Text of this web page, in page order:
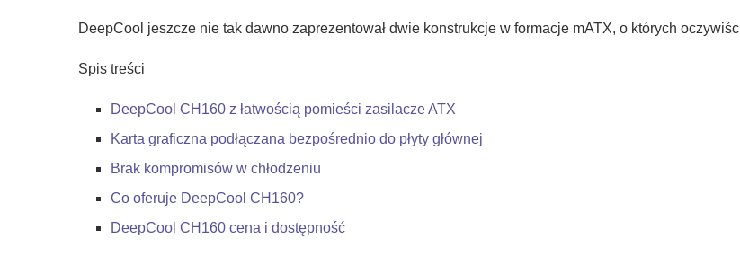
DeepCool jeszcze nie tak dawno zaprezentował dwie konstrukcje w formacje mATX, o których
Spis treści
DeepCool CH160 z łatwością pomieści zasilacze ATX
Karta graficzna podłączana bezpośrednio do płyty głównej
Brak kompromisów w chłodzeniu
Co oferuje DeepCool CH160?
DeepCool CH160 cena i dostępność